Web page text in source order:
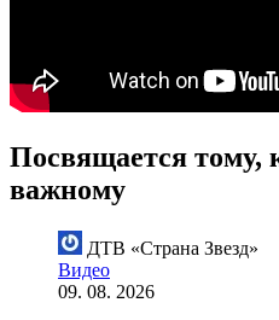
Посвящается тому,
важному
ДТВ «Страна Звезд»
Видео
09. 08. 2026